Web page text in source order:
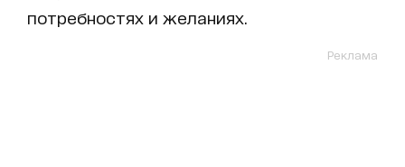
потребностях и желаниях.
Реклама